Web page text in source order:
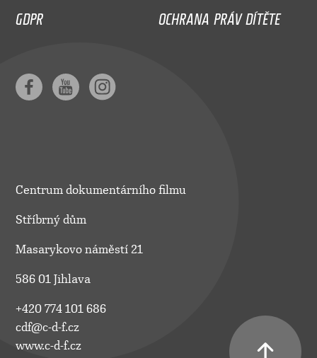
GDPR
OCHRANA PRÁV DÍTĚTE
Centrum dokumentárního filmu
Stříbrný dům
Masarykovo náměstí 21
586 01 Jihlava
+420 774 101 686
cdf@c-d-f.cz
www.c-d-f.cz